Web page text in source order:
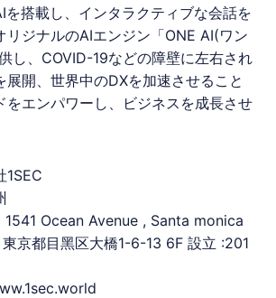
を搭載し、インタラクティブな会話を
リジナルのAIエンジン「ONE AI(ワン
し、COVID-19などの障壁に左右され
展開、世界中のDXを加速させること
をエンパワーし、ビジネスを成⻑させ
1SEC
1541 Ocean Avenue , Santa monica
京都目黑区大橋1-6-13 6F 設立 :201